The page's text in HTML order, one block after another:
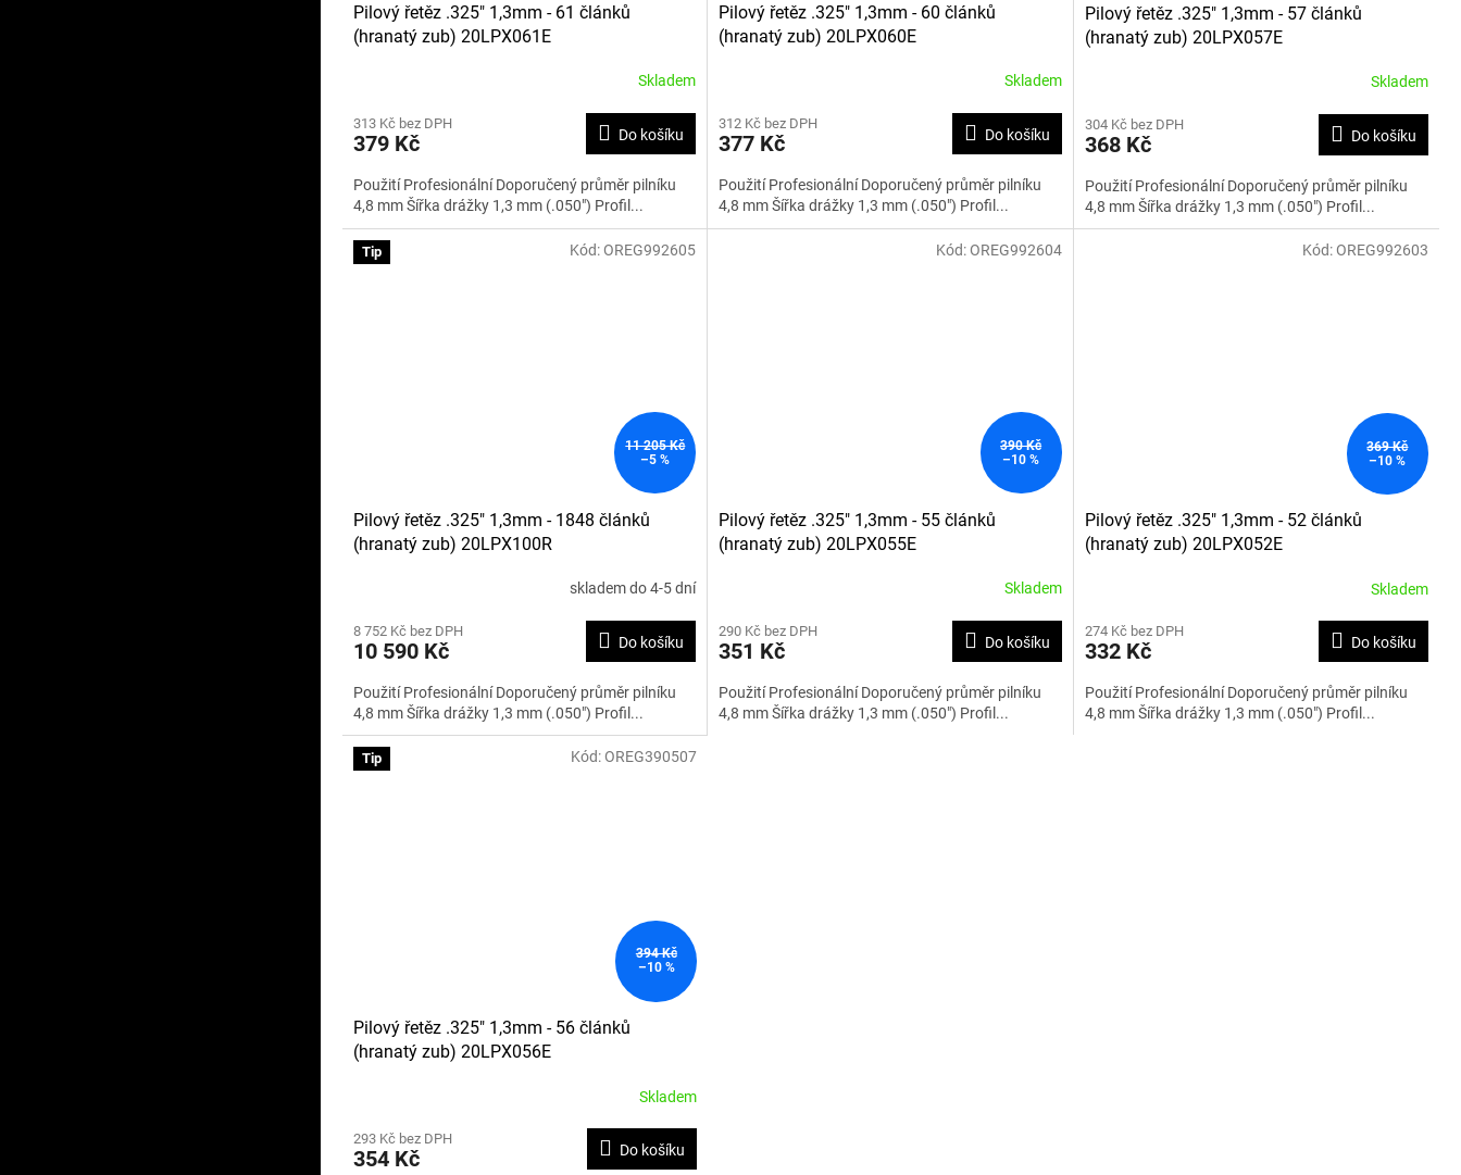
Pilový řetěz .325" 1,3mm - 61 článků
(hranatý zub) 20LPX061E
Skladem
313 Kč bez DPH
379 Kč Do košíku
Použití Profesionální Doporučený průměr pilníku
4,8 mm Šířka drážky 1,3 mm (.050") Profil...
Pilový řetěz .325" 1,3mm - 60 článků
(hranatý zub) 20LPX060E
Skladem
312 Kč bez DPH
377 Kč Do košíku
Použití Profesionální Doporučený průměr pilníku
4,8 mm Šířka drážky 1,3 mm (.050") Profil...
Pilový řetěz .325" 1,3mm - 57 článků
(hranatý zub) 20LPX057E
Skladem
304 Kč bez DPH
368 Kč Do košíku
Použití Profesionální Doporučený průměr pilníku
4,8 mm Šířka drážky 1,3 mm (.050") Profil...
Tip
11 205 Kč
–5 %
Pilový řetěz .325" 1,3mm - 1848 článků
(hranatý zub) 20LPX100R
skladem do 4-5 dní
8 752 Kč bez DPH
10 590 Kč Do košíku
Použití Profesionální Doporučený průměr pilníku
4,8 mm Šířka drážky 1,3 mm (.050") Profil...
Kód: OREG992605
390 Kč
–10 %
Pilový řetěz .325" 1,3mm - 55 článků
(hranatý zub) 20LPX055E
Skladem
290 Kč bez DPH
351 Kč Do košíku
Použití Profesionální Doporučený průměr pilníku
4,8 mm Šířka drážky 1,3 mm (.050") Profil...
Kód: OREG992604
369 Kč
–10 %
Pilový řetěz .325" 1,3mm - 52 článků
(hranatý zub) 20LPX052E
Skladem
274 Kč bez DPH
332 Kč Do košíku
Použití Profesionální Doporučený průměr pilníku
4,8 mm Šířka drážky 1,3 mm (.050") Profil...
Kód: OREG992603
Tip
394 Kč
–10 %
Pilový řetěz .325" 1,3mm - 56 článků
(hranatý zub) 20LPX056E
Skladem
293 Kč bez DPH
354 Kč Do košíku
Kód: OREG390507